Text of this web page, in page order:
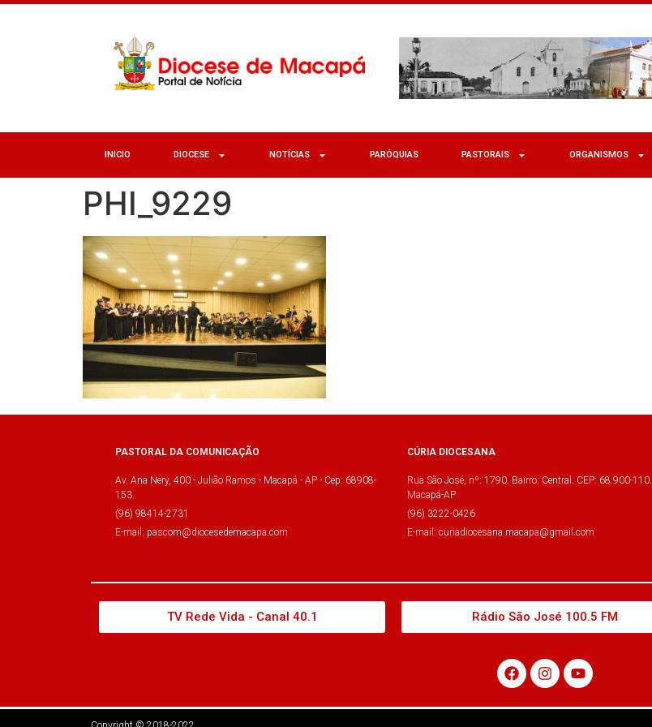
INICIO DIOCESE NOTÍCIAS PARÓQUIAS PASTORAIS ORGANISMOS
PHI_9229
PASTORAL DA COMUNICAÇÃO
Av. Ana Nery, 400 - Julião Ramos - Macapá - AP - Cep: 68908-
153
(96) 98414-2731
E-mail: pascom@diocesedemacapa.com
CÚRIA DIOCESANA
Rua São José, nº: 1790. Bairro: Central. CEP: 68.900-110.
Macapá-AP
(96) 3222-0426
E-mail: curiadiocesana.macapa@gmail.com
TV Rede Vida - Canal 40.1 Rádio São José 100.5 FM